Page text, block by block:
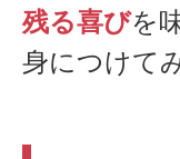
残る喜びを
身につけて